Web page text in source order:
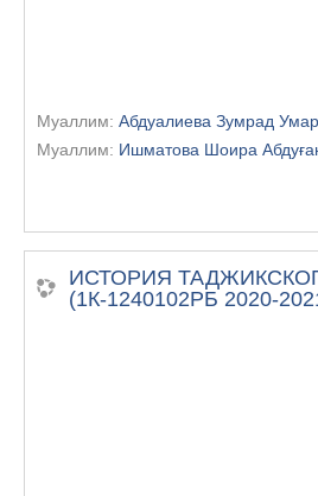
Муаллим: Абдуалиева Зумрад
Муаллим: Ишматова Шоира
ИСТОРИЯ
(1К-1240102РБ 2020-